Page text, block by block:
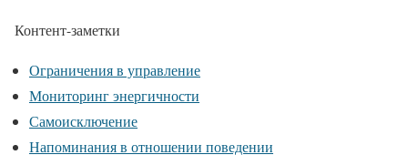
Контент-заметки
Ограничения в управление
Мониторинг энергичности
Самоисключение
Напоминания в отношении поведении